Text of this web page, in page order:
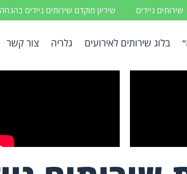
שירותים ניידים שיריון מוקדם שירותים ניידים בהנחה
בלוג שירותים לאירועים גלריה צור קשר